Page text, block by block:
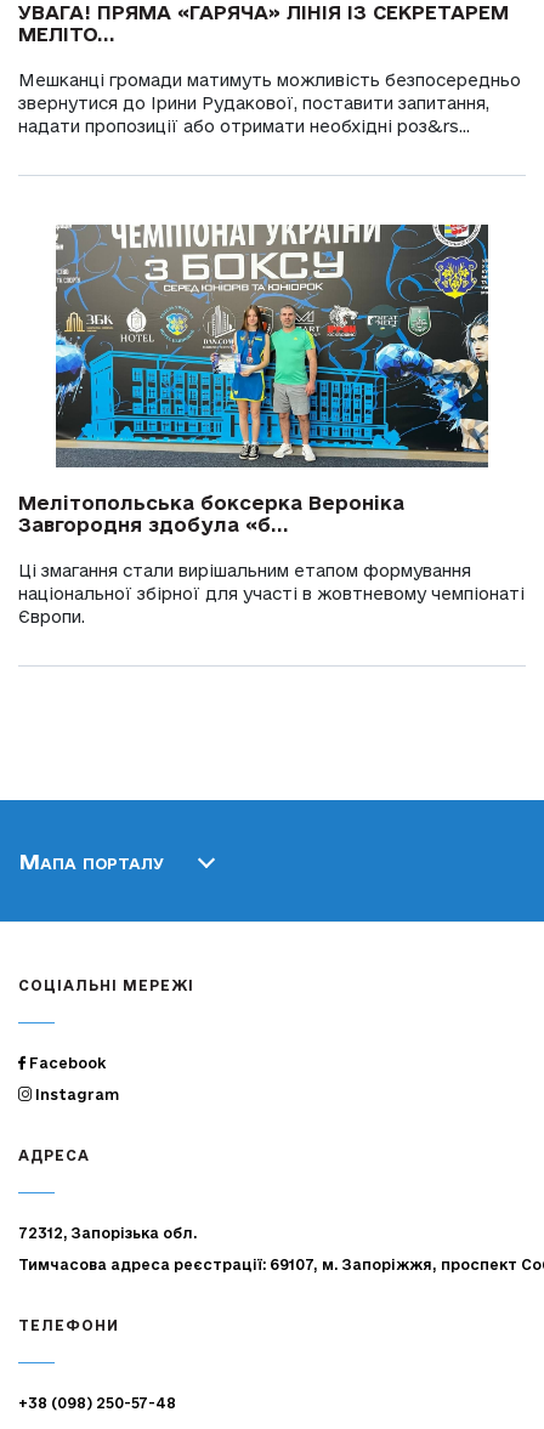
УВАГА! ПРЯМА «ГАРЯЧА» ЛІНІЯ ІЗ СЕКРЕТАРЕМ
МЕЛІТО...
Мешканці громади матимуть можливість безпосередньо
звернутися до Ірини Рудакової, поставити запитання,
надати пропозиції або отримати необхідні роз&rs...
Мелітопольська боксерка Вероніка
Завгородня здобула «б...
Ці змагання стали вирішальним етапом формування
національної збірної для участі в жовтневому чемпіонаті
Європи.
Мапа порталу
СОЦІАЛЬНІ МЕРЕЖІ
Facebook
Instagram
АДРЕСА
72312, Запорізька обл.
Тимчасова адреса реєстрації: 69107, м. Запоріжжя, проспект
ТЕЛЕФОНИ
+38 (098) 250-57-48